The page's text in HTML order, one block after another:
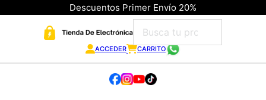
Descuentos Primer Envío 20%
ACCEDER CARRITO